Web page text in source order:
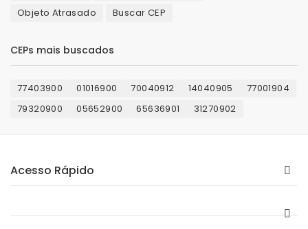
Objeto Atrasado
Buscar CEP
CEPs mais buscados
77403900 01016900 70040912 14040905
77001904
79320900
05652900 65636901 31270902
Acesso Rápido